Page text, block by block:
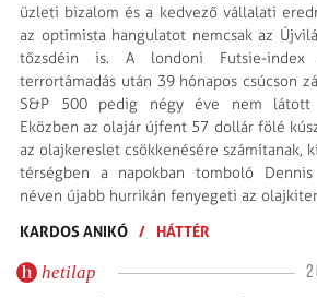
üzleti bizalom és a kedvező vállalati
az optimista hangulatot nemcsak az
tőzsdéin is. A londoni Futsie-
terrortámadás után 39 hónapos csúcson
S&P 500 pedig négy éve nem látott
Eközben az olajár újfent 57 dollár fölé
az olajkereslet csökkenésére számítanak,
térségben a napokban tomboló
néven újabb hurrikán fenyegeti az
KARDOS ANIKÓ / HÁTTÉR
hetilap